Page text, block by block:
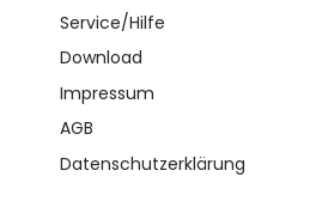
Service/Hilfe
Download
Impressum
AGB
Datenschutzerklärung